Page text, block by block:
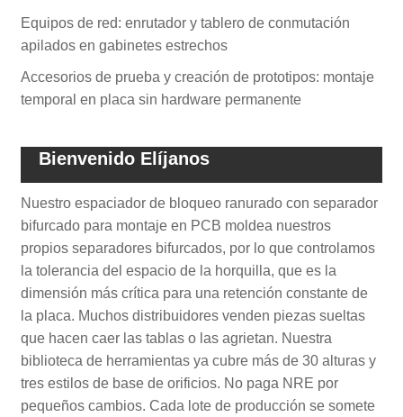
Equipos de red: enrutador y tablero de conmutación
apilados en gabinetes estrechos
Accesorios de prueba y creación de prototipos: montaje
temporal en placa sin hardware permanente
Bienvenido Elíjanos
Nuestro espaciador de bloqueo ranurado con separador
bifurcado para montaje en PCB moldea nuestros
propios separadores bifurcados, por lo que controlamos
la tolerancia del espacio de la horquilla, que es la
dimensión más crítica para una retención constante de
la placa. Muchos distribuidores venden piezas sueltas
que hacen caer las tablas o las agrietan. Nuestra
biblioteca de herramientas ya cubre más de 30 alturas y
tres estilos de base de orificios. No paga NRE por
pequeños cambios. Cada lote de producción se somete